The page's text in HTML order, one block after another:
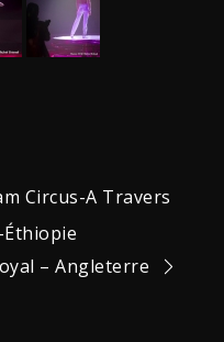
Circus-A Travers
– Angleterre